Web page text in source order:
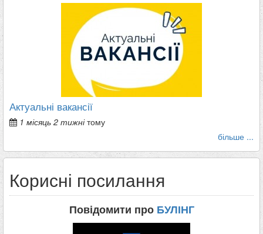
Актуальні вакансії
1 місяць 2 тижнітому
більше ...
Корисні посилання
Повідомити про БУЛІНГ